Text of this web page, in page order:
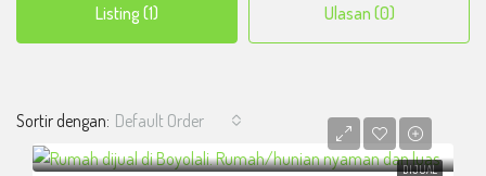
Listing (1) Ulasan (0)
Sortir dengan: Default Order
DIJUAL